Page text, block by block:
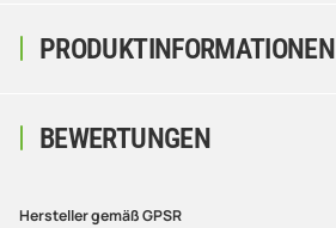
PRODUKTINFORMATIONEN
BEWERTUNGEN
Hersteller gemäß GPSR